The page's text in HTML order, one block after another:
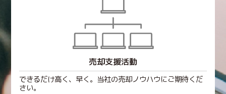
売却支援活動
できるだけ高く、早く。当社の売却ノウハウにご期待くだ
さい。